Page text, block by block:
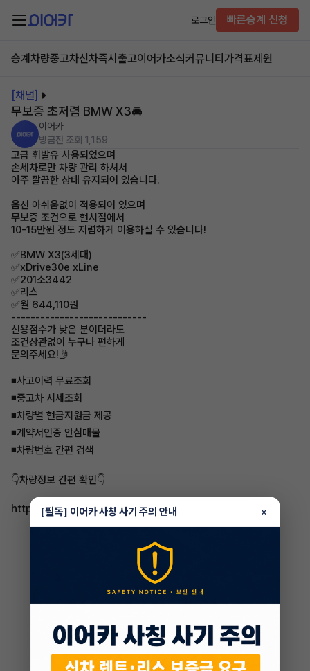
로그인 빠른승계 신청
승계차량중고차신차즉시출고이어카소식커뮤니티 가격표제원
[채널]
무보증 초저렴 BMW X3🚘
이어카
방금전 조회 1,159
고급 휘발유 사용되었으며
손세차로만 차량 관리 하셔서
아주 깔끔한 상태 유지되어 있습니다.
옵션 아쉬움없이 적용되어 있으며
무보증 조건으로 현시점에서
10-15만원 정도 저렴하게 이용하실 수 있습니다!
✅BMW X3(3세대)
✅xDrive30e xLine
✅201소3442
✅리스
✅월 644,110원
----------------------------
신용점수가 낮은 분이더라도
조건상관없이 누구나 편하게
문의주세요!🤳
◾사고이력 무료조회
◾중고차 시세조회
◾차량별 현금지원금 제공
◾계약서인증 안심매물
◾차량번호 간편 검색
👇차량정보 간편 확인👇
https://app.eacar.co.kr/share/eacar/22884
[필독] 이어카 사칭 사기 주의 안내 ×